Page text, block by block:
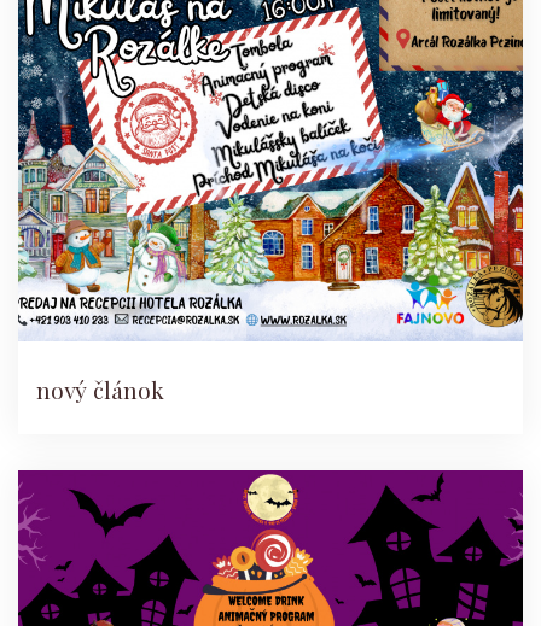
nový článok